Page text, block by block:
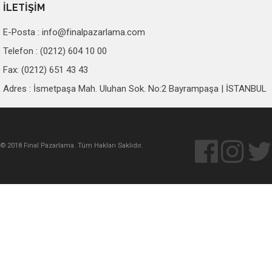
İLETİŞİM
E-Posta : info@finalpazarlama.com
Telefon : (0212) 604 10 00
Fax: (0212) 651 43 43
Adres : İsmetpaşa Mah. Uluhan Sok. No:2 Bayrampaşa | İSTANBUL
© 2018 Final Pazarlama. Tüm Hakları Saklıdır.